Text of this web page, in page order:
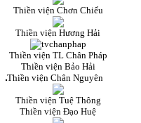
Thiền viện Chơn Chiếu
Thiền viện Hương Hải
Thiền viện TL Chân Pháp
Thiền viện Bảo Hải
Thiền viện Chân Nguyên
Thiền viện Tuệ Thông
Thiền viện Đạo Huệ